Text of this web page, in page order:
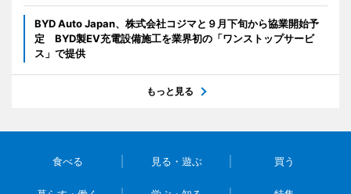
BYD Auto Japan、株式会社コジマと９月下旬から協業開始予
定 BYD製EV充電設備施工を業界初の「ワンストップサービ
ス」で提供
もっと見る
食べる 見る・遊ぶ 買う